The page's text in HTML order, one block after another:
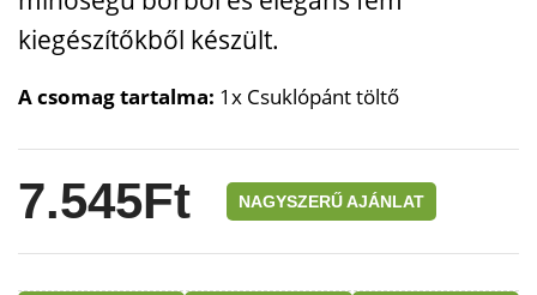
kiegészítőkből készült.
A csomag tartalma: 1x Csuklópánt töltő
7.545Ft NAGYSZERŰ AJÁNLAT